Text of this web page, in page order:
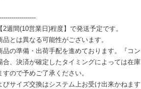
週間(10営業日)程度】で発送予定です。
とは異なる可能性がございます。
の準備・出荷手配を進めております。『コン
合、決済が確定したタイミングによっては在庫
ので予めご了承ください。
サイズ交換はシステム上お受け出来かねます